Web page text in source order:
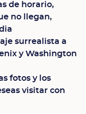
de horario,
no llegan,
surrealista a
y Washington
fotos y los
visitar con